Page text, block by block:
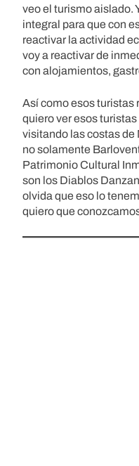
veo el turismo aislado.
integral para que con
reactivar la actividad
voy a reactivar de
con alojamientos,
Así como esos turistas
quiero ver esos
visitando las costas de
no solamente
Patrimonio Cultural
son los Diablos
olvida que eso lo
quiero que